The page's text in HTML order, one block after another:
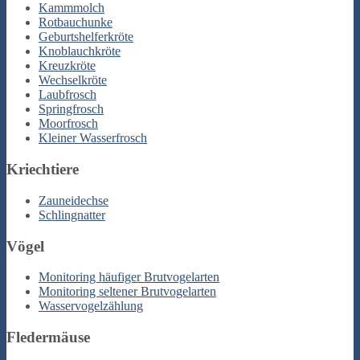
Kammmolch
Rotbauchunke
Geburtshelferkröte
Knoblauchkröte
Kreuzkröte
Wechselkröte
Laubfrosch
Springfrosch
Moorfrosch
Kleiner Wasserfrosch
Kriechtiere
Zauneidechse
Schlingnatter
Vögel
Monitoring häufiger Brutvogelarten
Monitoring seltener Brutvogelarten
Wasservogelzählung
Fledermäuse